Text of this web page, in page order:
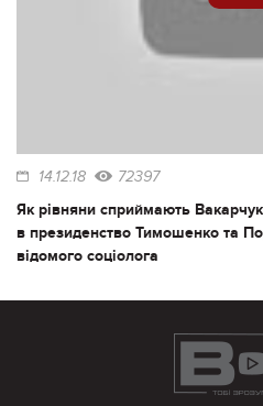
14.12.18 72397
Як рівняни сприймають
в президенство Тимошенко та
відомого соціолога